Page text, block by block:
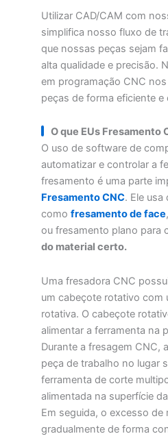
Utilizar CAD/CAM com
simplifica nosso fluxo de
que nossas peças sejam
alta qualidade e precisão.
em programação CNC
peças de forma eficiente e
O que EUs Fresamento
O uso de software de
automatizar e controlar a
fresamento é uma parte
Fresamento CNC. Ele
como fresamento de face
ou fresamento plano para
do material certo.
Uma fresadora CNC
um cabeçote rotativo com
rotativa. O cabeçote
alimentar a ferramenta na
Durante a fresagem CNC,
peça de trabalho no lugar
ferramenta de corte
alimentada na superfície
Em seguida, o excesso de
gradualmente de forma